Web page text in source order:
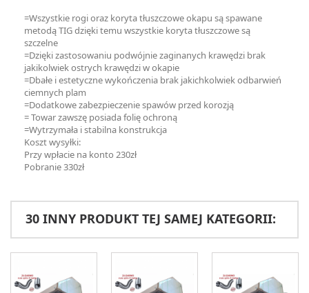
=Wszystkie rogi oraz koryta tłuszczowe okapu są spawane
metodą TIG dzięki temu wszystkie koryta tłuszczowe są
szczelne
=Dzięki zastosowaniu podwójnie zaginanych krawędzi brak
jakikolwiek ostrych krawędzi w okapie
=Dbałe i estetyczne wykończenia brak jakichkolwiek odbarwień
ciemnych plam
=Dodatkowe zabezpieczenie spawów przed korozją
= Towar zawszę posiada folię ochroną
=Wytrzymała i stabilna konstrukcja
Koszt wysyłki:
Przy wpłacie na konto 230zł
Pobranie 330zł
30 INNY PRODUKT TEJ SAMEJ KATEGORII: